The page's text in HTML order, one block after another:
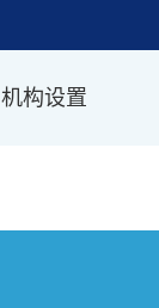
机构设置